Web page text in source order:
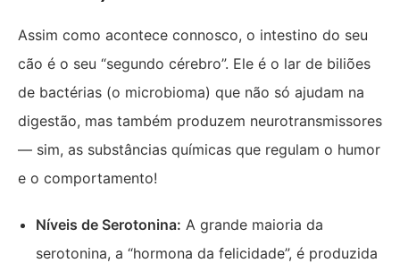
Assim como acontece connosco, o intestino do seu
cão é o seu “segundo cérebro”. Ele é o lar de biliões
de bactérias (o microbioma) que não só ajudam na
digestão, mas também produzem neurotransmissores
— sim, as substâncias químicas que regulam o humor
e o comportamento!
Níveis de Serotonina: A grande maioria da
serotonina, a “hormona da felicidade”, é produzida